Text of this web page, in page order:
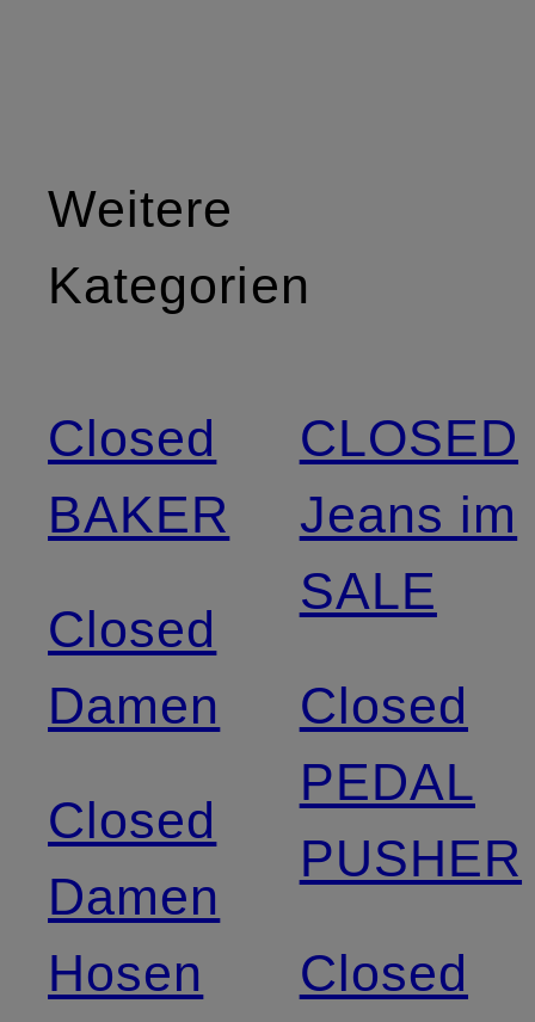
Weitere
Kategorien
Closed
BAKER
Closed
Damen
Closed
Damen
Hosen
CLOSED
Jeans im
SALE
Closed
PEDAL
PUSHER
Closed